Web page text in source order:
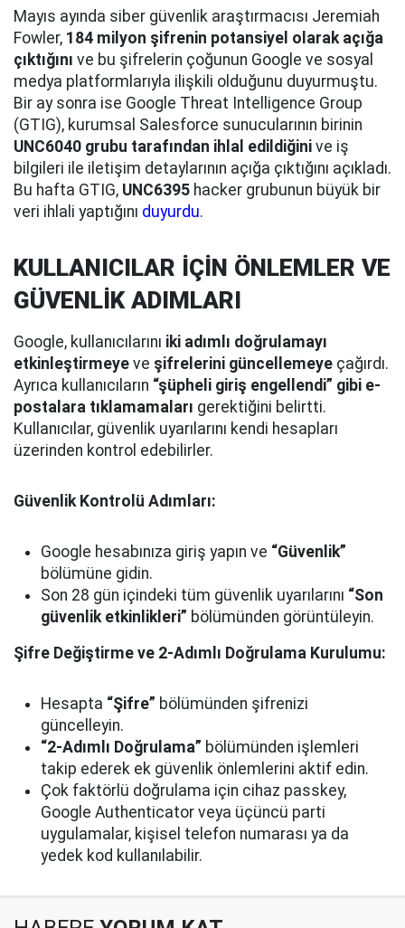
Mayıs ayında siber güvenlik araştırmacısı Jeremiah
Fowler, 184 milyon şifrenin potansiyel olarak açığa
çıktığını ve bu şifrelerin çoğunun Google ve sosyal
medya platformlarıyla ilişkili olduğunu duyurmuştu.
Bir ay sonra ise Google Threat Intelligence Group
(GTIG), kurumsal Salesforce sunucularının birinin
UNC6040 grubu tarafından ihlal edildiğini ve iş
bilgileri ile iletişim detaylarının açığa çıktığını açıkladı.
Bu hafta GTIG, UNC6395 hacker grubunun büyük bir
veri ihlali yaptığını duyurdu.
KULLANICILAR İÇİN ÖNLEMLER VE
GÜVENLİK ADIMLARI
Google, kullanıcılarını iki adımlı doğrulamayı
etkinleştirmeye ve şifrelerini güncellemeye çağırdı.
Ayrıca kullanıcıların “şüpheli giriş engellendi” gibi e-
postalara tıklamamaları gerektiğini belirtti.
Kullanıcılar, güvenlik uyarılarını kendi hesapları
üzerinden kontrol edebilirler.
Güvenlik Kontrolü Adımları:
Google hesabınıza giriş yapın ve “Güvenlik”
bölümüne gidin.
Son 28 gün içindeki tüm güvenlik uyarılarını “Son
güvenlik etkinlikleri” bölümünden görüntüleyin.
Şifre Değiştirme ve 2-Adımlı Doğrulama Kurulumu:
Hesapta “Şifre” bölümünden şifrenizi
güncelleyin.
“2-Adımlı Doğrulama” bölümünden işlemleri
takip ederek ek güvenlik önlemlerini aktif edin.
Çok faktörlü doğrulama için cihaz passkey,
Google Authenticator veya üçüncü parti
uygulamalar, kişisel telefon numarası ya da
yedek kod kullanılabilir.